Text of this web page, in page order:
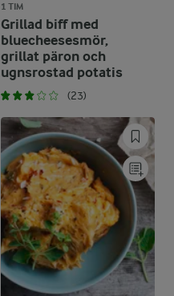
1 TIM
Grillad biff med
bluecheesesmör,
grillat päron och
ugnsrostad potatis
(23)